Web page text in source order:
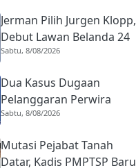
Rangkaian Lengkapnya
Jerman Pilih Jurgen Klopp,
Debut Lawan Belanda 24
September
Sabtu, 8/08/2026
Dua Kasus Dugaan
Pelanggaran Perwira
Polisi di Sumbar,
Ada Toleransi
Sabtu, 8/08/2026
Mutasi Pejabat Tanah
Datar, Kadis PMPTSP Baru